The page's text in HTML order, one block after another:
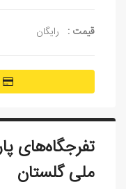
قیمت : رایگان
تفرجگاه‌های
ملی گلستان